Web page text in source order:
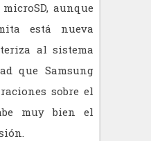
aunque
está nueva
al sistema
que Samsung
sobre el
muy bien el